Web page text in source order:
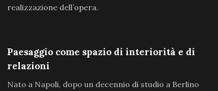
realizzazione dell’opera.
Paesaggio come spazio di interiorità e di
relazioni
Nato a Napoli, dopo un decennio di studio a Berlino